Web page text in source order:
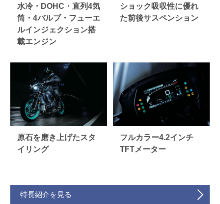
水冷・DOHC・直列4気
筒・4バルブ・フューエ
ルインジェクション搭
載エンジン
ショック吸収性に優れ
た前後サスペンション
原石を磨き上げたスタ
イリング
フルカラー4.2インチ
TFTメーター
特長紹介を見る